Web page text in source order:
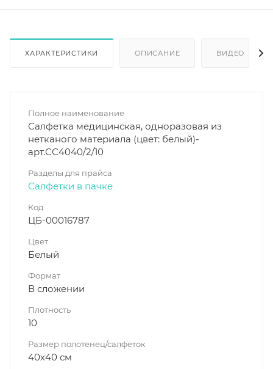
ХАРАКТЕРИСТИКИ ОПИСАНИЕ ВИДЕО
Полное наименование
Салфетка медицинская, одноразовая из
нетканого материала (цвет: белый)-
арт.СС4040/2/10
Разделы для прайса
Салфетки в пачке
Код
ЦБ-00016787
Цвет
Белый
Формат
В сложении
Плотность
10
Размер полотенец/салфеток
40х40 см